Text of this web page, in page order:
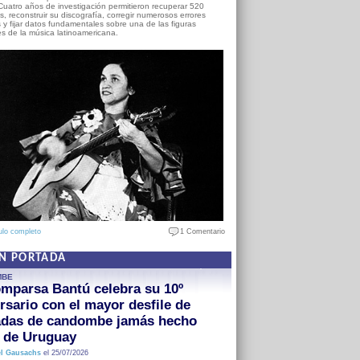
años de investigación permitieron recuperar 520
reconstruir su discografía, corregir numerosos errores
y fijar datos fundamentales sobre una de las figuras
de la música latinoamericana.
completo 1 Comentario
PORTADA
Bantú celebra su 10º
con el mayor desfile de
de candombe jamás hecho
Uruguay
Gausachsel 25/07/2026